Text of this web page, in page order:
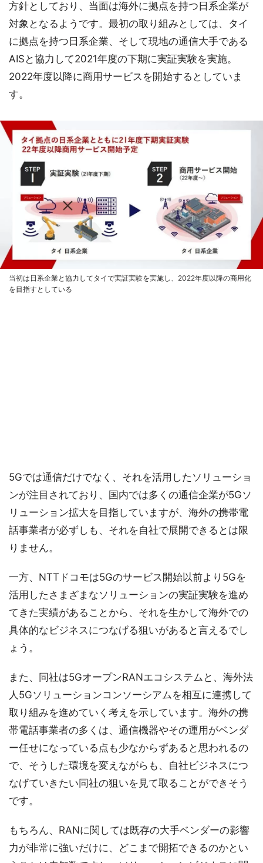
方針としており、当面は海外に拠点を持つ日系企業が
対象となるようです。最初の取り組みとしては、タイ
に拠点を持つ日系企業、そして現地の通信大手である
AISと協力して2021年度の下期に実証実験を実施。
2022年度以降に商用サービスを開始するとしていま
す。
当初は日系企業と協力してタイで実証実験を実施し、2022年度以降の商用化
を目指すとしている
5Gでは通信だけでなく、それを活用したソリューショ
ンが注目されており、国内では多くの通信企業が5Gソ
リューション拡大を目指していますが、海外の携帯電
話事業者が必ずしも、それを自社で展開できるとは限
りません。
一方、NTTドコモは5Gのサービス開始以前より5Gを
活用したさまざまなソリューションの実証実験を進め
てきた実績があることから、それを生かして海外での
具体的なビジネスにつなげる狙いがあると言えるでし
ょう。
また、同社は5GオープンRANエコシステムと、海外法
人5Gソリューションコンソーシアムを相互に連携して
取り組みを進めていく考えを示しています。海外の携
帯電話事業者の多くは、通信機器やその運用がベンダ
ー任せになっている点も少なからずあると思われるの
で、そうした環境を変えながらも、自社ビジネスにつ
なげていきたい同社の狙いを見て取ることができそう
です。
もちろん、RANに関しては既存の大手ベンダーの影響
力が非常に強いだけに、どこまで開拓できるのかとい